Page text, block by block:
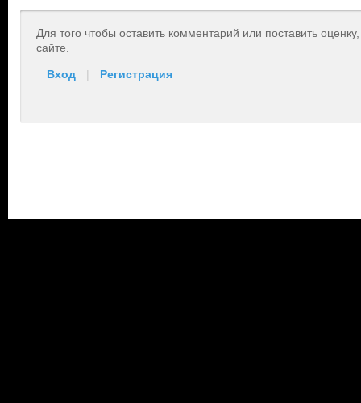
Для того чтобы оставить комментарий или поставить
сайте.
Вход | Регистрация